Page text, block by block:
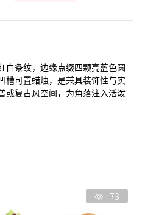
白条纹，边缘点缀四颗亮蓝色圆
槽可置蜡烛，是兼具装饰性与实
或复古风空间，为角落注入活泼
73